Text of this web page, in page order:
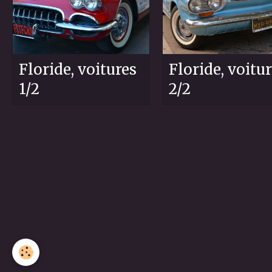
Floride, voitures
1/2
Floride,
2/2